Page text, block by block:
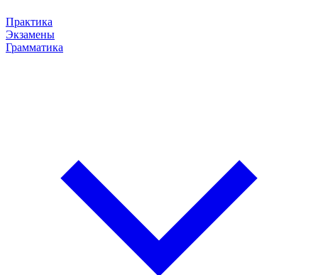
Практика
Экзамены
Грамматика